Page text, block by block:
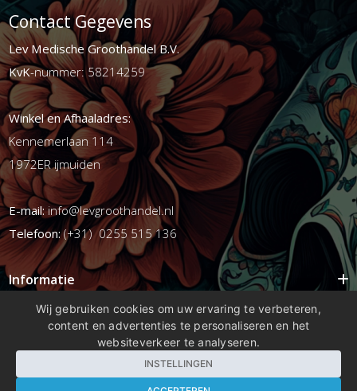
Contact Gegevens
Lev Medische Groothandel B.V.
KvK-nummer: 58214259
Winkel en Afhaaladres:
Kennemerlaan 114
1972ER ijmuiden
E-mail:info@levgroothandel.nl
Telefoon:(+31) 0255 515 136
Informatie
Mijn account
Wij gebruiken cookies om uw ervaring te verbeteren,
content en advertenties te personaliseren en het
websiteverkeer te analyseren.
INSTELLINGEN